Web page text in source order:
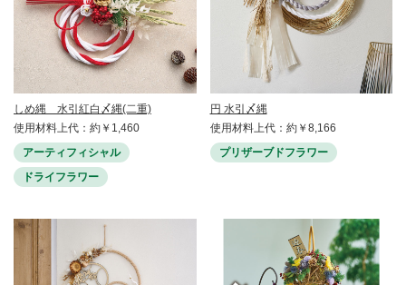
しめ縄 水引紅白〆縄(二重)
使用材料上代：約￥1,460
アーティフィシャル
ドライフラワー
円 水引〆縄
使用材料上代：約￥8,166
プリザーブドフラワー